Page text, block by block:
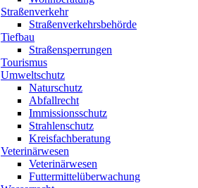
Straßenverkehr
Straßenverkehrsbehörde
Tiefbau
Straßensperrungen
Tourismus
Umweltschutz
Naturschutz
Abfallrecht
Immissionsschutz
Strahlenschutz
Kreisfachberatung
Veterinärwesen
Veterinärwesen
Futtermittelüberwachung